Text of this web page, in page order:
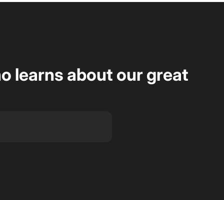
learns about our great